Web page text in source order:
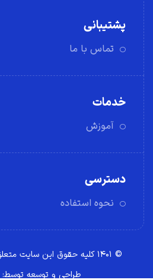
پشتیبانی
تماس با ما
خدمات
آموزش
دسترسی
نحوه استفاده
© ۱۴۰۱ کلیه حقوق این سایت متعلق به بیستکس می‌باشد
طراحی و توسعه توسط: